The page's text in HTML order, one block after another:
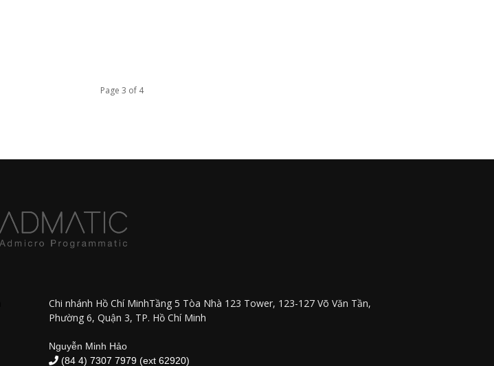
Page 3 of 4
Chi nhánh Hồ Chí MinhTầng 5 Tòa Nhà 123 Tower, 123-127 Võ Văn Tần,
Phường 6, Quận 3, TP. Hồ Chí Minh
Nguyễn Minh Hảo
(84 4) 7307 7979 (ext 62920)